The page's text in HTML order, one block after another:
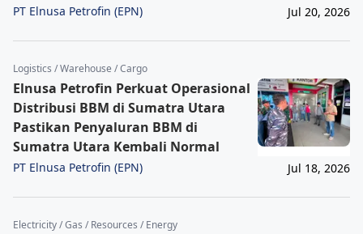
PT Elnusa Petrofin (EPN) Jul 20, 2026
Logistics / Warehouse / Cargo
Elnusa Petrofin Perkuat Operasional
Distribusi BBM di Sumatra Utara
Pastikan Penyaluran BBM di
Sumatra Utara Kembali Normal
PT Elnusa Petrofin (EPN) Jul 18, 2026
Electricity / Gas / Resources / Energy